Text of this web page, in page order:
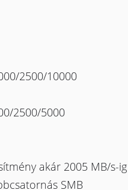
2500/10000
2500/5000
akár 2005 MB/s-ig
SMB